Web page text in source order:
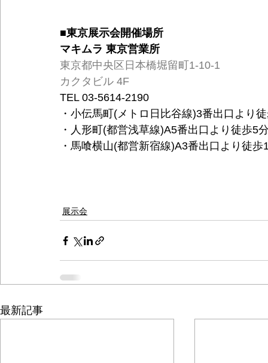
■東京展示会開催場所
マキムラ 東京営業所
東京都中央区日本橋堀留町1-10-1
カクタビル 4F
TEL 03-5614-2190
・小伝馬町(メトロ日比谷線)3番出口より
・人形町(都営浅草線)A5番出口より徒歩5
・馬喰横山(都営新宿線)A3番出口より徒歩
展示会
最新記事